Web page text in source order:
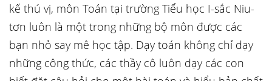
kế thú vị, môn Toán tại trường Tiểu học I-sắc Niu-
tơn luôn là một trong những bộ môn được các
bạn nhỏ say mê học tập. Dạy toán không chỉ dạy
những công thức, các thầy cô luôn dạy các con